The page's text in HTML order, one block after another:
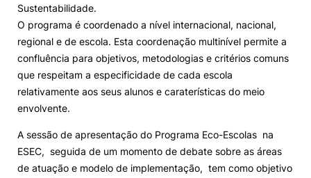
Sustentabilidade.
O programa é coordenado a nível internacional, nacional,
regional e de escola. Esta coordenação multinível permite a
confluência para objetivos, metodologias e critérios comuns
que respeitam a especificidade de cada escola
relativamente aos seus alunos e caraterísticas do meio
envolvente.
A sessão de apresentação do Programa Eco-Escolas na
ESEC, seguida de um momento de debate sobre as áreas
de atuação e modelo de implementação, tem como objetivo